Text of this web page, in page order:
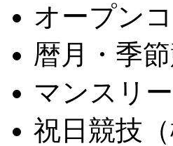
オープン
暦月・季
マンスリ
祝日競技（